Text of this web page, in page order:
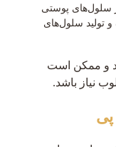
سلول‌های پوستی
تولید سلول‌های
و ممکن است
نیاز باشد.
پی